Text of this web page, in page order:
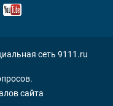
сеть 9111.ru
сайта